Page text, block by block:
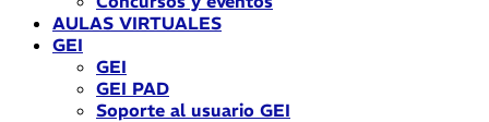
AULAS VIRTUALES
GEI
GEI
GEI PAD
Soporte al usuario GEI